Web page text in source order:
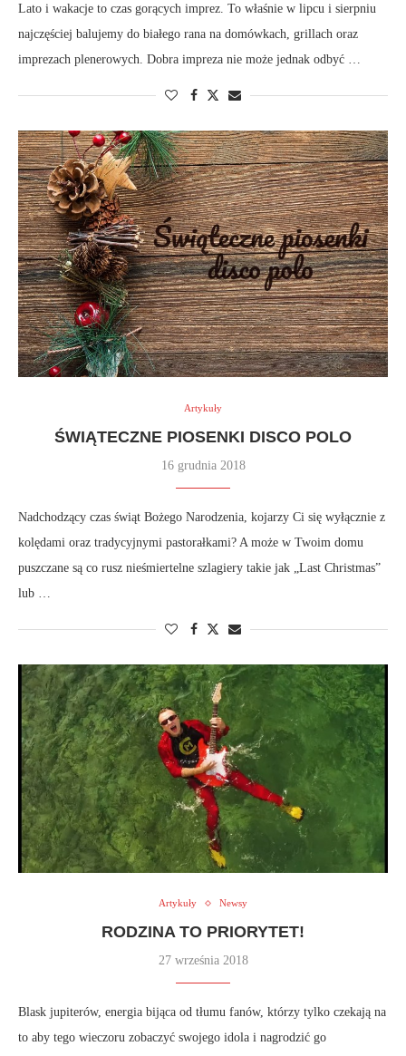
Lato i wakacje to czas gorących imprez. To właśnie w lipcu i sierpniu
najczęściej balujemy do białego rana na domówkach, grillach oraz
imprezach plenerowych. Dobra impreza nie może jednak odbyć …
Artykuły
ŚWIĄTECZNE PIOSENKI DISCO POLO
16 grudnia 2018
Nadchodzący czas świąt Bożego Narodzenia, kojarzy Ci się wyłącznie z
kolędami oraz tradycyjnymi pastorałkami? A może w Twoim domu
puszczane są co rusz nieśmiertelne szlagiery takie jak „Last Christmas”
lub …
Artykuły Newsy
RODZINA TO PRIORYTET!
27 września 2018
Blask jupiterów, energia bijąca od tłumu fanów, którzy tylko czekają na
to aby tego wieczoru zobaczyć swojego idola i nagrodzić go